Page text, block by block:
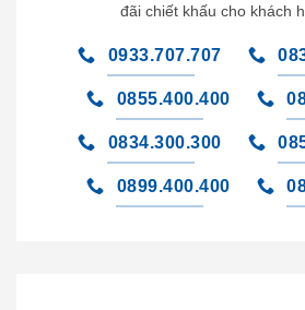
đãi chiết khấu cho khách
0933.707.707
0855.400.400
0834.300.300
0899.400.400